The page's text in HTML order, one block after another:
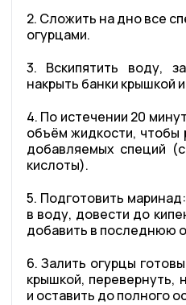
2. Сложить на дно все
огурцами.
3. Вскипятить воду,
накрыть банки крышкой
4. По истечении 20
объём жидкости, чтобы
добавляемых специй
кислоты).
5. Подготовить
в воду, довести до
добавить в последнюю
6. Залить огурцы
крышкой, перевернуть,
и оставить до полного